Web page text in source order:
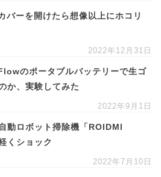
バーを開けたら想像以上にホコリ
2022年12月31日
のポータブルバッテリーで生ゴ
か、実験してみた
2022年9月1日
動ロボット掃除機「ROIDMI
くショック
2022年7月10日